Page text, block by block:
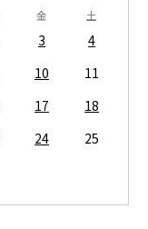
金 土
3
4
10
11
17
18
24
25